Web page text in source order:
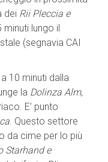
dei Rii Pleccia e
minuti lungo il
(segnavia CAI
a 10 minuti dalla
la Dolinza Alm,
E’ punto
. Questo settore
da cime per lo più
Starhand e